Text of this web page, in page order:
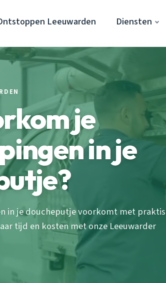
Leeuwarden Diensten
je
in je
in je doucheputje voorkomt met
tijd en kosten met onze Leeuwarder